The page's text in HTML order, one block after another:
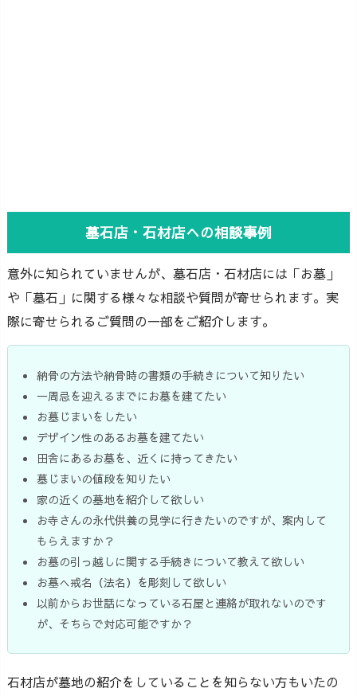
墓石店・石材店への相談事例
意外に知られていませんが、墓石店・石材店には「お墓」
や「墓石」に関する様々な相談や質問が寄せられます。実
際に寄せられるご質問の一部をご紹介します。
納骨の方法や納骨時の書類の手続きについて知りたい
一周忌を迎えるまでにお墓を建てたい
お墓じまいをしたい
デザイン性のあるお墓を建てたい
田舎にあるお墓を、近くに持ってきたい
墓じまいの値段を知りたい
家の近くの墓地を紹介して欲しい
お寺さんの永代供養の見学に行きたいのですが、案内して
もらえますか？
お墓の引っ越しに関する手続きについて教えて欲しい
お墓へ戒名（法名）を彫刻して欲しい
以前からお世話になっている石屋と連絡が取れないのです
が、そちらで対応可能ですか？
石材店が墓地の紹介をしていることを知らない方もいたの